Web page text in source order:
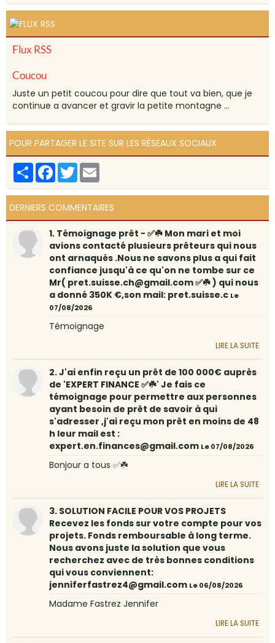
Flux RSS
Coucou
Juste un petit coucou pour dire que tout va bien, que je
continue a avancer et gravir la petite montagne ...
POUR PARTAGER LE SITE SUR LES RÉSEAUX SOCIAUX
PartagerFacebook
Twitter
DERNIERS COMMENTAIRES
1. Témoignage prêt - ✅☘️ Mon mari et moi
avions contacté plusieurs prêteurs qui nous
ont arnaqués .Nous ne savons plus a qui fait
confiance jusqu'à ce qu'on ne tombe sur ce
Mr( pret.suisse.ch@gmail.com ✅☘️ ) qui nous
a donné 350K €,son mail: pret.suisse.c Le
07/08/2026
Témoignage
LIRE LA SUITE
2. J'ai enfin reçu un prêt de 100 000€ auprès
de 'EXPERT FINANCE ✅☘️' Je fais ce
témoignage pour permettre aux personnes
ayant besoin de prêt de savoir à qui
s'adresser ,j'ai reçu mon prêt en moins de 48
h leur mail est :
expert.en.finances@gmail.com Le 07/08/2026
Bonjour a tous ✅☘️
LIRE LA SUITE
3. SOLUTION FACILE POUR VOS PROJETS
Recevez les fonds sur votre compte pour vos
projets. Fonds remboursable à long terme.
Nous avons juste la solution que vous
recherchez avec de très bonnes conditions
qui vous conviennent:
jenniferfastrez4@gmail.com Le 06/08/2026
Madame Fastrez Jennifer
LIRE LA SUITE